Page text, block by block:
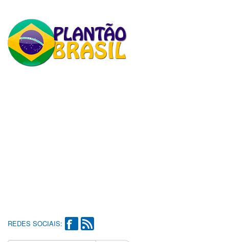
REDES SOCIAIS: